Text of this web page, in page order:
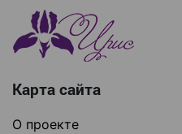
Карта сайта
О проекте